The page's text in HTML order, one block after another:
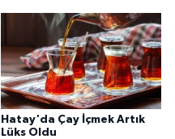
Hatay'da Çay İçmek Artık
Lüks Oldu